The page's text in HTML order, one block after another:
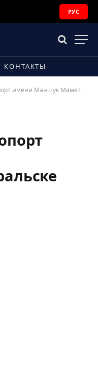
РУС
КОНТАКТЫ
Маншук Маметовой в Уральске (фото)